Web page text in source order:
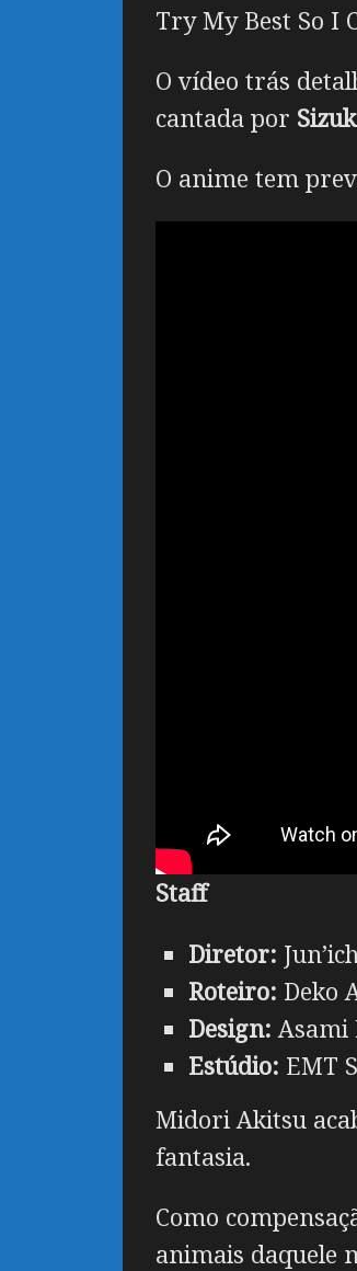
Try My Best So I
O vídeo trás
cantada por Sizuk
O anime tem
Staff
Diretor:
Roteiro: Deko
Design: Asami
Estúdio: EMT
Midori Akitsu
fantasia.
Como
animais daquele